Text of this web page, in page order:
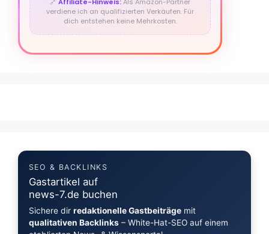
verdiene ich an qualifizierten Verkäufen. Für
dich entstehen keine Mehrkosten.
SEO & BACKLINKS
Gastartikel auf
news-7.de buchen
Sichere dir redaktionelle Gastbeiträgemit
qualitativen Backlinks– White-Hat-SEO auf einem